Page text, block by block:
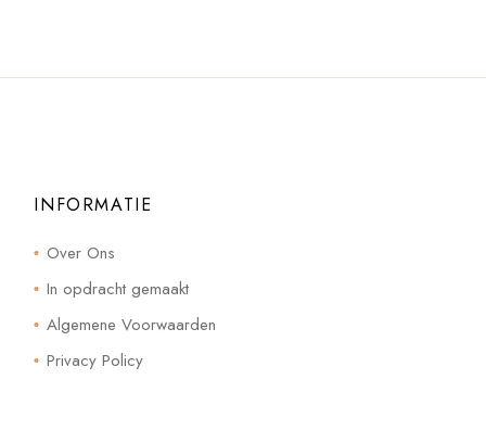
INFORMATIE
Over Ons
In opdracht gemaakt
Algemene Voorwaarden
Privacy Policy